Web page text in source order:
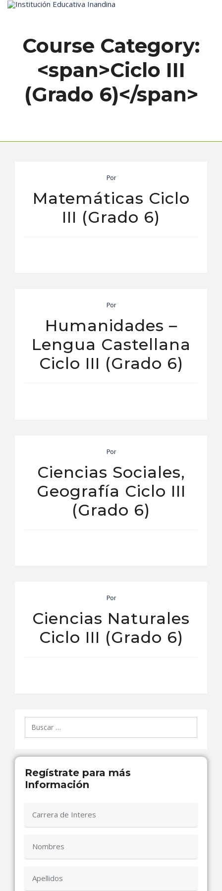
Inicio
Course Category:
<span>Ciclo III
(Grado 6)</span>
Por
Matemáticas Ciclo
III (Grado 6)
Por
Humanidades –
Lengua Castellana
Ciclo III (Grado 6)
Por
Ciencias Sociales,
Geografía Ciclo III
(Grado 6)
Por
Ciencias Naturales
Ciclo III (Grado 6)
Regístrate para más
Información